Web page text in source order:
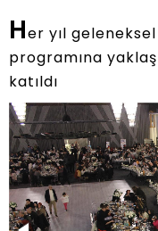
Her yıl
programına
katıldı